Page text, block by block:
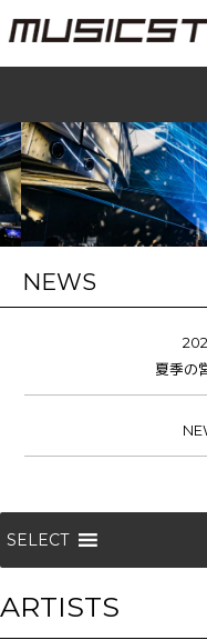
NEWS
夏季の
SELECT
ARTISTS